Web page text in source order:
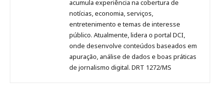
acumula experiência na cobertura de
notícias, economia, serviços,
entretenimento e temas de interesse
público. Atualmente, lidera o portal DCI,
onde desenvolve conteúdos baseados em
apuração, análise de dados e boas práticas
de jornalismo digital. DRT 1272/MS